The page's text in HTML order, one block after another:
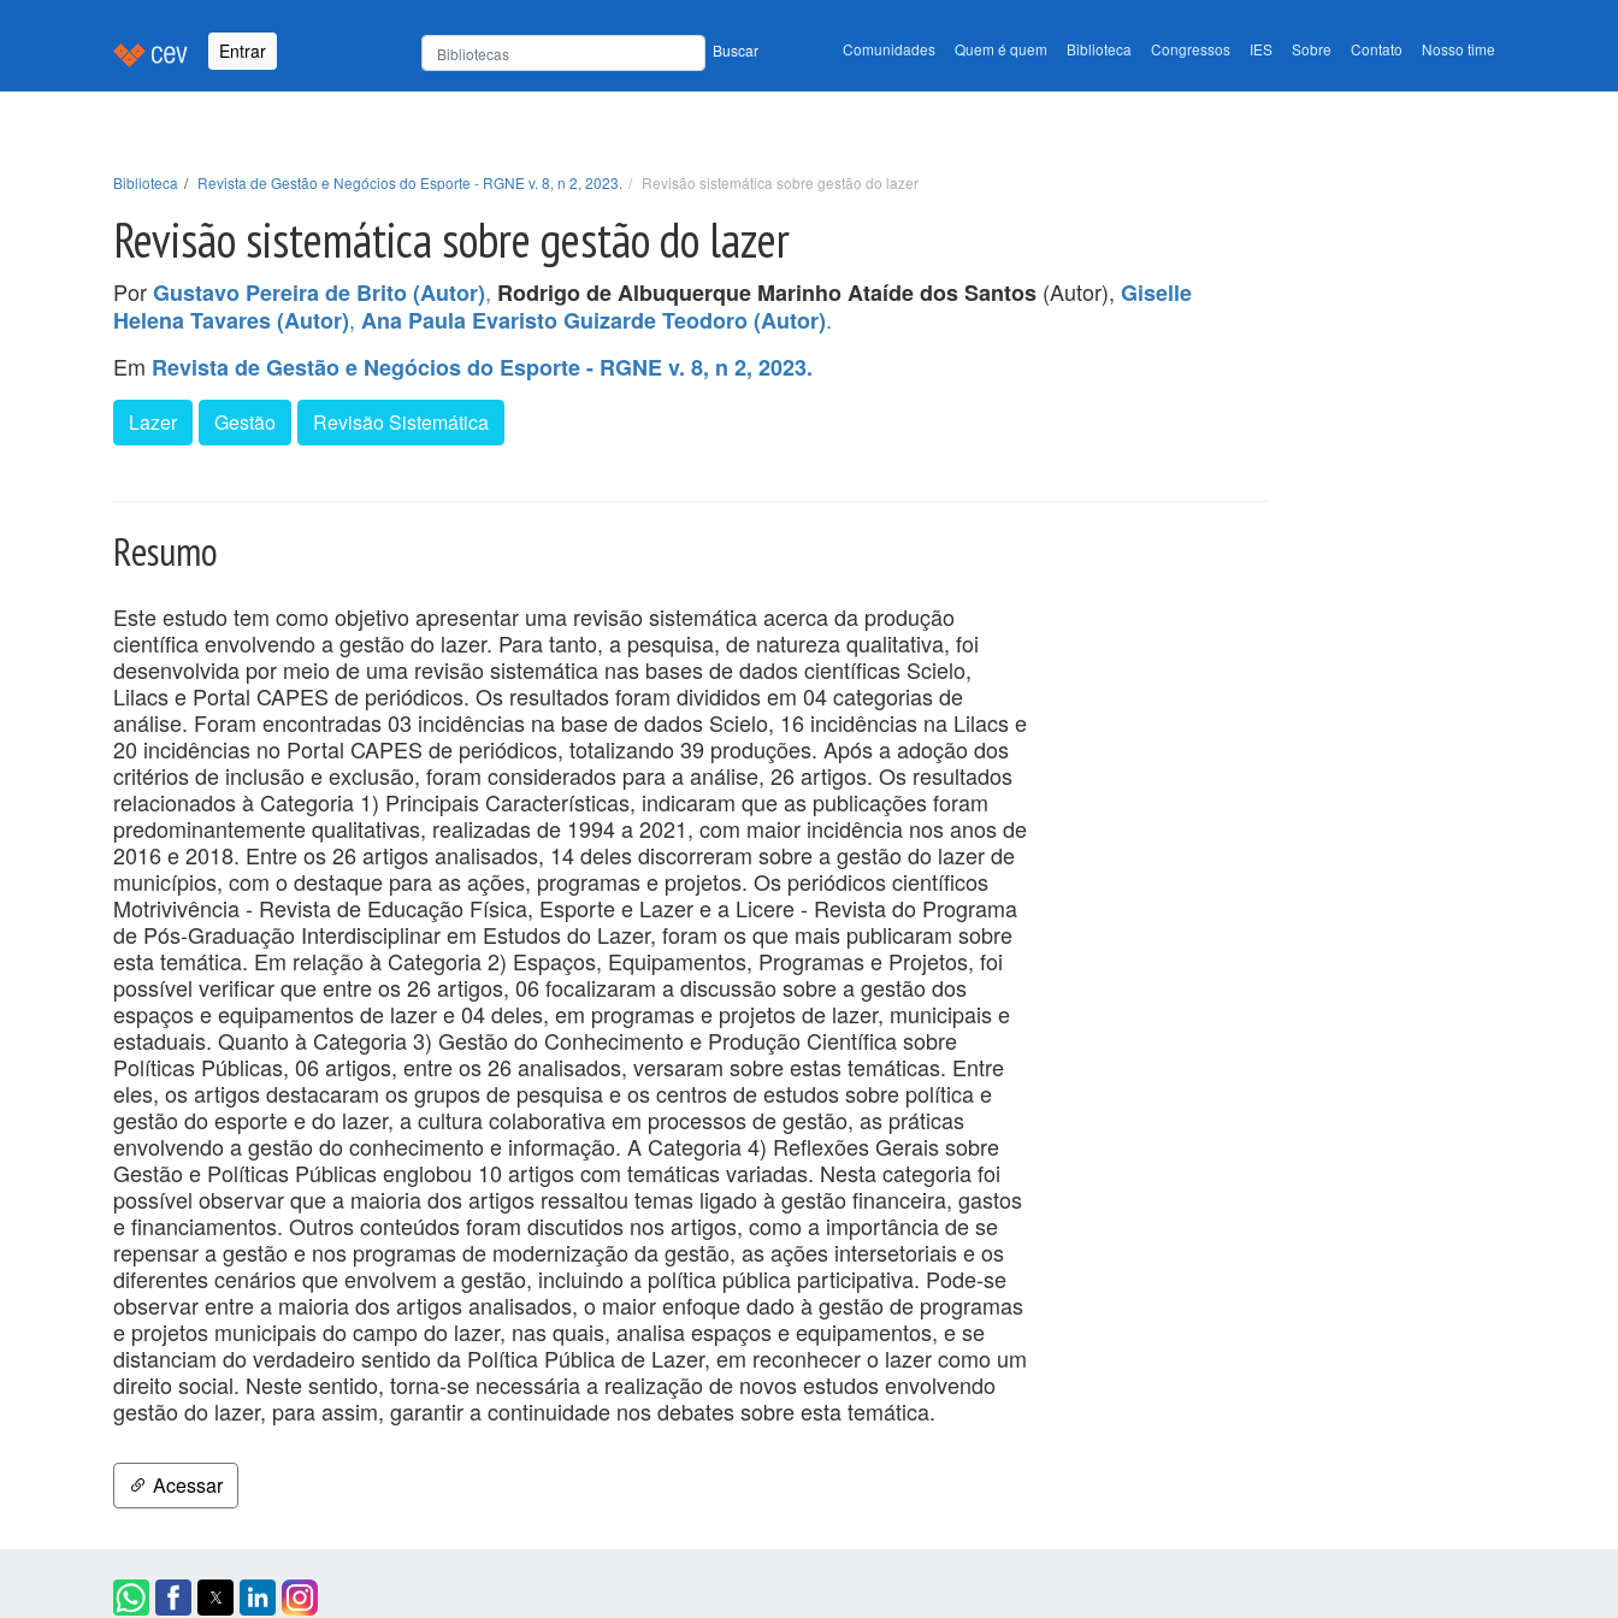
Entrar Buscar Comunidades Quem é quem Biblioteca Congressos IES Sobre Contato Nosso time
Biblioteca Revista de Gestão e Negócios do Esporte - RGNE v. 8, n 2, 2023. Revisão sistemática sobre gestão do lazer
Revisão sistemática sobre gestão do lazer
PorGustavo Pereira de Brito (Autor), Rodrigo de Albuquerque Marinho Ataíde dos Santos (Autor), Giselle
Helena Tavares (Autor), Ana Paula Evaristo Guizarde Teodoro (Autor).
Em Revista de Gestão e Negócios do Esporte - RGNE v. 8, n 2, 2023.
Lazer Gestão Revisão Sistemática
Resumo
Este estudo tem como objetivo apresentar uma revisão sistemática acerca da produção
científica envolvendo a gestão do lazer. Para tanto, a pesquisa, de natureza qualitativa, foi
desenvolvida por meio de uma revisão sistemática nas bases de dados científicas Scielo,
Lilacs e Portal CAPES de periódicos. Os resultados foram divididos em 04 categorias de
análise. Foram encontradas 03 incidências na base de dados Scielo, 16 incidências na Lilacs e
20 incidências no Portal CAPES de periódicos, totalizando 39 produções. Após a adoção dos
critérios de inclusão e exclusão, foram considerados para a análise, 26 artigos. Os resultados
relacionados à Categoria 1) Principais Características, indicaram que as publicações foram
predominantemente qualitativas, realizadas de 1994 a 2021, com maior incidência nos anos de
2016 e 2018. Entre os 26 artigos analisados, 14 deles discorreram sobre a gestão do lazer de
municípios, com o destaque para as ações, programas e projetos. Os periódicos científicos
Motrivivência - Revista de Educação Física, Esporte e Lazer e a Licere - Revista do Programa
de Pós-Graduação Interdisciplinar em Estudos do Lazer, foram os que mais publicaram sobre
esta temática. Em relação à Categoria 2) Espaços, Equipamentos, Programas e Projetos, foi
possível verificar que entre os 26 artigos, 06 focalizaram a discussão sobre a gestão dos
espaços e equipamentos de lazer e 04 deles, em programas e projetos de lazer, municipais e
estaduais. Quanto à Categoria 3) Gestão do Conhecimento e Produção Científica sobre
Políticas Públicas, 06 artigos, entre os 26 analisados, versaram sobre estas temáticas. Entre
eles, os artigos destacaram os grupos de pesquisa e os centros de estudos sobre política e
gestão do esporte e do lazer, a cultura colaborativa em processos de gestão, as práticas
envolvendo a gestão do conhecimento e informação. A Categoria 4) Reflexões Gerais sobre
Gestão e Políticas Públicas englobou 10 artigos com temáticas variadas. Nesta categoria foi
possível observar que a maioria dos artigos ressaltou temas ligado à gestão financeira, gastos
e financiamentos. Outros conteúdos foram discutidos nos artigos, como a importância de se
repensar a gestão e nos programas de modernização da gestão, as ações intersetoriais e os
diferentes cenários que envolvem a gestão, incluindo a política pública participativa. Pode-se
observar entre a maioria dos artigos analisados, o maior enfoque dado à gestão de programas
e projetos municipais do campo do lazer, nas quais, analisa espaços e equipamentos, e se
distanciam do verdadeiro sentido da Política Pública de Lazer, em reconhecer o lazer como um
direito social. Neste sentido, torna-se necessária a realização de novos estudos envolvendo
gestão do lazer, para assim, garantir a continuidade nos debates sobre esta temática.
Acessar